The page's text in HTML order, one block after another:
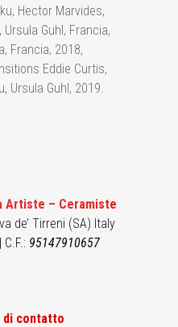
Hector Marvides,
Guhl, Francia,
Francia, 2018,
Eddie Curtis,
Ursula Guhl, 2019.
Artiste – Ceramiste
de’ Tirreni (SA) Italy
| C.F.: 95147910657
di contatto